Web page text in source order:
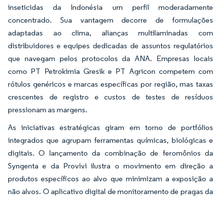
inseticidas da Indonésia um perfil moderadamente
concentrado. Sua vantagem decorre de formulações
adaptadas ao clima, alianças multilaminadas com
distribuidores e equipes dedicadas de assuntos regulatórios
que navegam pelos protocolos da ANA. Empresas locais
como PT Petrokimia Gresik e PT Agricon competem com
rótulos genéricos e marcas específicas por região, mas taxas
crescentes de registro e custos de testes de resíduos
pressionam as margens.
As iniciativas estratégicas giram em torno de portfólios
integrados que agrupam ferramentas químicas, biológicas e
digitais. O lançamento da combinação de feromônios da
Syngenta e da Provivi ilustra o movimento em direção a
produtos específicos ao alvo que minimizam a exposição a
não alvos. O aplicativo digital de monitoramento de pragas da